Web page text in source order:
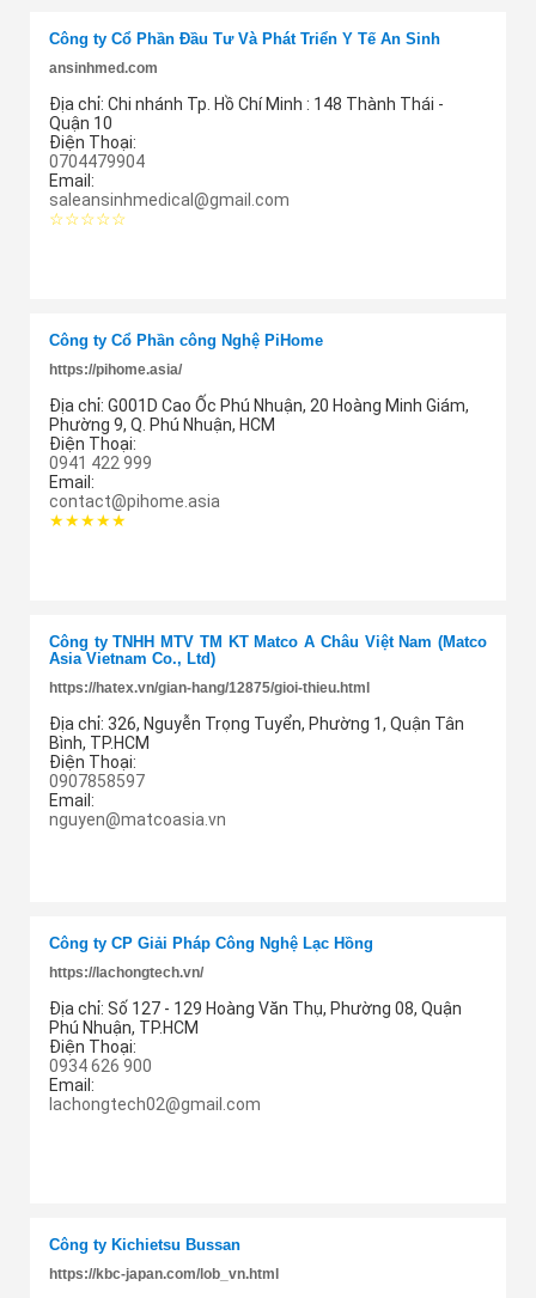
Công ty Cổ Phần Đầu Tư Và Phát Triển Y Tế An Sinh
ansinhmed.com
Địa chỉ: Chi nhánh Tp. Hồ Chí Minh : 148 Thành Thái -
Quận 10
Điện Thoại:
0704479904
Email:
saleansinhmedical@gmail.com
☆☆☆☆☆
Công ty Cổ Phần công Nghệ PiHome
https://pihome.asia/
Địa chỉ: G001D Cao Ốc Phú Nhuận, 20 Hoàng Minh Giám,
Phường 9, Q. Phú Nhuận, HCM
Điện Thoại:
0941 422 999
Email:
contact@pihome.asia
★★★★★
Công ty TNHH MTV TM KT Matco Á Châu Việt Nam (Matco
Asia Vietnam Co., Ltd)
https://hatex.vn/gian-hang/12875/gioi-thieu.html
Địa chỉ: 326, Nguyễn Trọng Tuyển, Phường 1, Quận Tân
Bình, TP.HCM
Điện Thoại:
0907858597
Email:
nguyen@matcoasia.vn
Công ty CP Giải Pháp Công Nghệ Lạc Hồng
https://lachongtech.vn/
Địa chỉ: Số 127 - 129 Hoàng Văn Thụ, Phường 08, Quận
Phú Nhuận, TP.HCM
Điện Thoại:
0934 626 900
Email:
lachongtech02@gmail.com
Công ty Kichietsu Bussan
https://kbc-japan.com/lob_vn.html